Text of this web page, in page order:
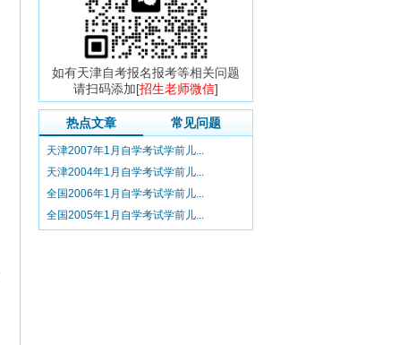
如有天津自考报名报考等相关问题
请扫码添加[招生老师微信]
热点文章 常见问题
天津2007年1月自学考试学前儿...
天津2004年1月自学考试学前儿...
全国2006年1月自学考试学前儿...
全国2005年1月自学考试学前儿...